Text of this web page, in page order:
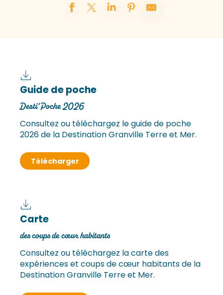
Guide de poche
Desti'Poche 2026
Consultez ou téléchargez le guide de poche
2026 de la Destination Granville Terre et Mer.
Télécharger
Carte
des coups de cœur habitants
Consultez ou téléchargez la carte des
expériences et coups de cœur habitants de la
Destination Granville Terre et Mer.